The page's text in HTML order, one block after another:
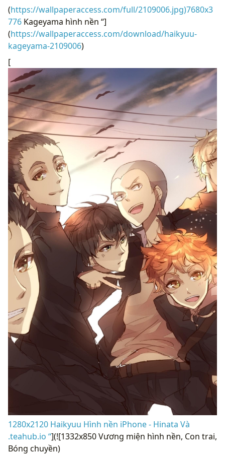
(https://wallpaperaccess.com/full/2109006.jpg)7680x3
776 Kageyama hình nền “]
(https://wallpaperaccess.com/download/haikyuu-
kageyama-2109006)
[
1280x2120 Haikyuu Hình nền iPhone - Hinata Và
.teahub.io “](![1332x850 Vương miện hình nền, Con trai,
Bóng chuyền)